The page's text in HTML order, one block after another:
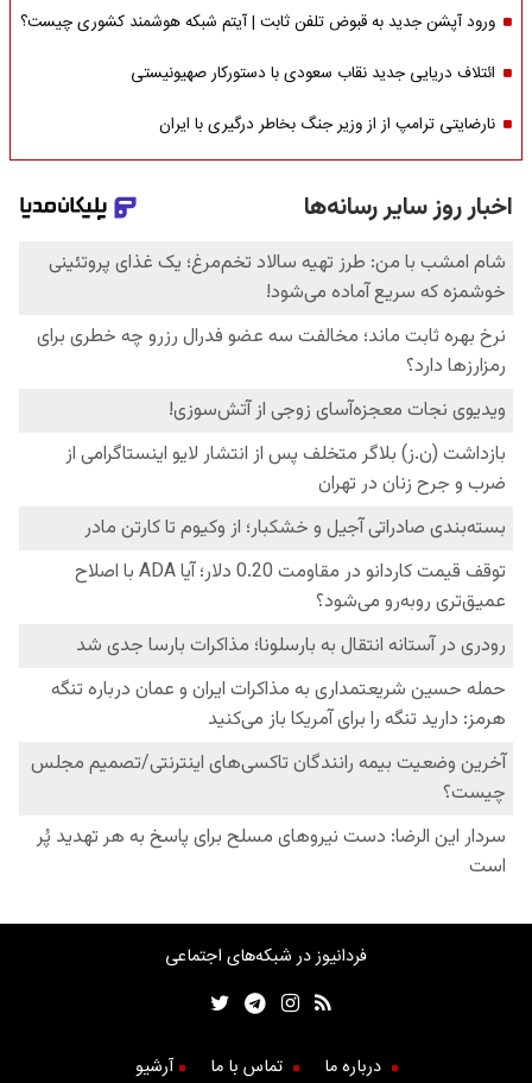
ورود آپشن جدید به قبوض تلفن ثابت | آیتم شبکه هوشمند کشوری چیست؟
ائتلاف دریایی جدید نقاب سعودی با دستورکار صهیونیستی
نارضایتی ترامپ از از وزیر جنگ بخاطر درگیری با ایران
فردانیوز در شبکه‌های اجتماعی
درباره ما تماس با ما آرشیو